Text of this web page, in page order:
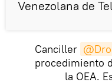
Venezolana de
Canciller
procedimiento
la OEA.